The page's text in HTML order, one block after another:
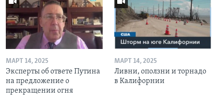
МАРТ 14, 2025
Эксперты об ответе Путина
на предложение о
прекращении огня
МАРТ 14, 2025
Ливни, оползни и торнадо
в Калифорнии